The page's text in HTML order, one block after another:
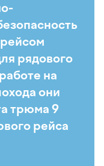
рядового
на
они
трюма 9
рейса